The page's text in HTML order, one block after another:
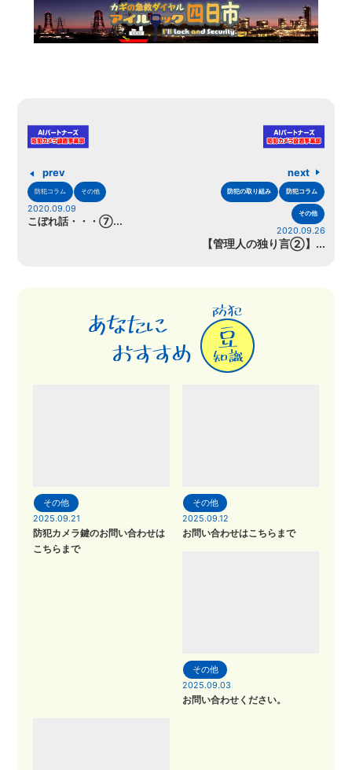
prev
防犯コラム その他
2020.09.09
こぼれ話・・・⑦...
next
防犯の取り組み 防犯コラム
その他
2020.09.26
【管理人の独り言②】...
その他
2025.09.21
防犯カメラ鍵のお問い合わせは
こちらまで
その他
2025.09.12
お問い合わせはこちらまで
その他
2025.09.03
お問い合わせください。